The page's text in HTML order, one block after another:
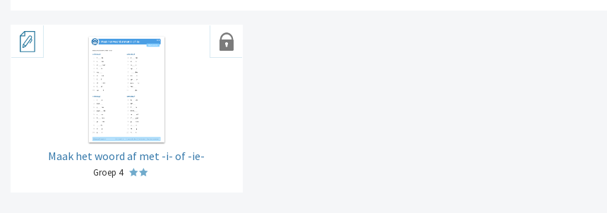
Maak het woord af met -i- of -ie-
Groep 4